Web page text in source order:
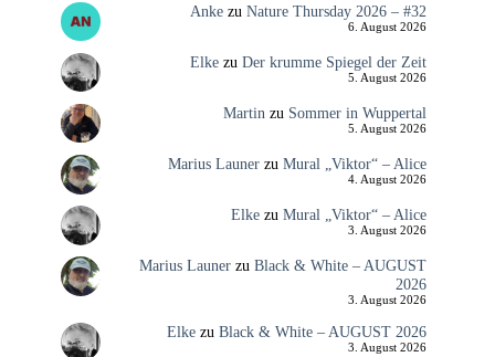
Ankezu Nature Thursday 2026 – #32
6. August 2026
Elkezu Der krumme Spiegel der Zeit
5. August 2026
Martin zu Sommer in Wuppertal
5. August 2026
Marius Launerzu Mural „Viktor“ – Alice
4. August 2026
Elkezu Mural „Viktor“ – Alice
3. August 2026
Marius Launerzu Black & White – AUGUST
2026
3. August 2026
Elkezu Black & White – AUGUST 2026
3. August 2026